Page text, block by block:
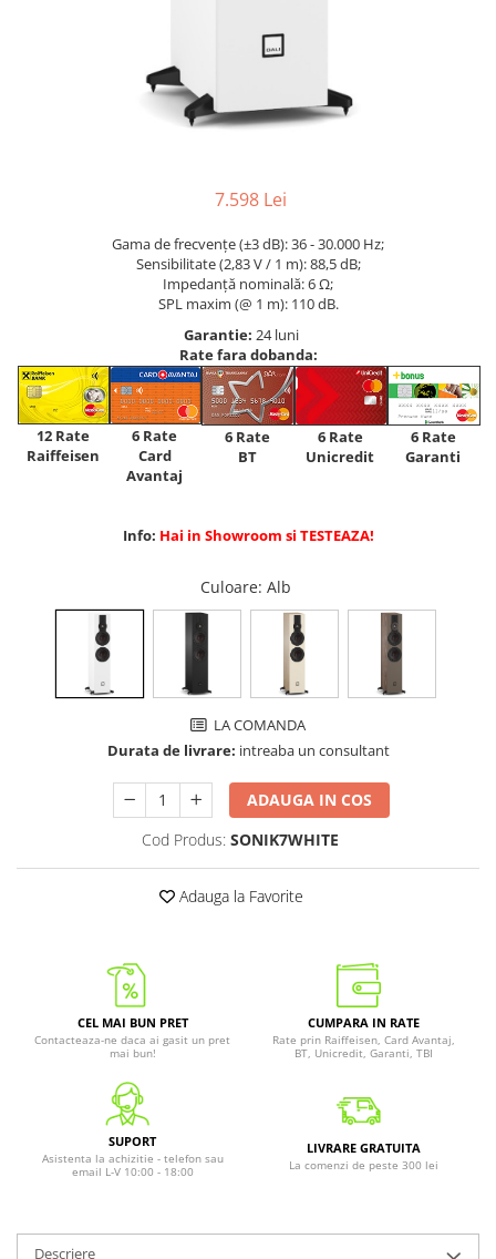
7.598 Lei
Gama de frecvențe (±3 dB): 36 - 30.000 Hz;
Sensibilitate (2,83 V / 1 m): 88,5 dB;
Impedanță nominală: 6 Ω;
SPL maxim (@ 1 m): 110 dB.
Garantie: 24 luni
Rate fara dobanda:
12 Rate
Raiffeisen
6 Rate
Card
Avantaj
6 Rate
BT
6 Rate
Unicredit
6 Rate
Garanti
Info: Hai in Showroom si TESTEAZA!
Culoare: Alb
LA COMANDA
Durata de livrare: intreaba un consultant
ADAUGA IN COS
Cod Produs: SONIK7WHITE
Adauga la Favorite
CEL MAI BUN PRET
Contacteaza-ne daca ai gasit un pret
mai bun!
CUMPARA IN RATE
Rate prin Raiffeisen, Card Avantaj,
BT, Unicredit, Garanti, TBI
SUPORT
Asistenta la achizitie - telefon sau
email L-V 10:00 - 18:00
LIVRARE GRATUITA
La comenzi de peste 300 lei
Descriere